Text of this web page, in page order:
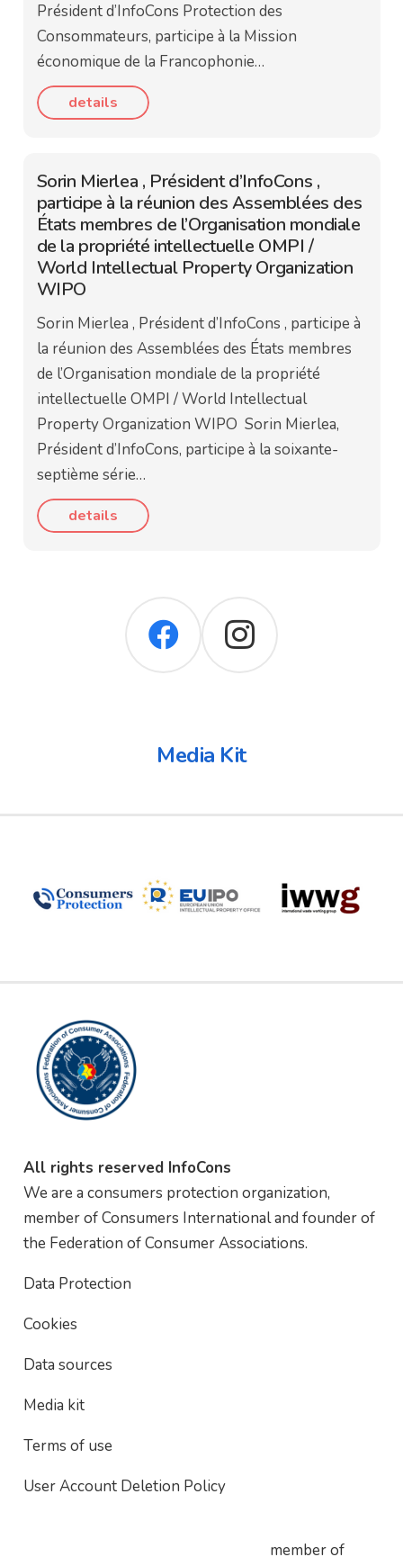
Président d’InfoCons Protection des
Consommateurs, participe à la Mission
économique de la Francophonie…
details
Sorin Mierlea , Président d’InfoCons ,
participe à la réunion des Assemblées des
États membres de l’Organisation mondiale
de la propriété intellectuelle OMPI /
World Intellectual Property Organization
WIPO
Sorin Mierlea , Président d’InfoCons , participe à
la réunion des Assemblées des États membres
de l’Organisation mondiale de la propriété
intellectuelle OMPI / World Intellectual
Property Organization WIPO Sorin Mierlea,
Président d’InfoCons, participe à la soixante-
septième série…
details
Media Kit
All rights reserved InfoCons
We are a consumers protection organization,
member of Consumers International and founder of
the Federation of Consumer Associations.
Data Protection
Cookies
Data sources
Media kit
Terms of use
User Account Deletion Policy
member of